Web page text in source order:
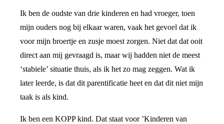
Ik ben de oudste van drie kinderen en had vroeger, toen
mijn ouders nog bij elkaar waren, vaak het gevoel dat ik
voor mijn broertje en zusje moest zorgen. Niet dat dat ooit
direct aan mij gevraagd is, maar wij hadden niet de meest
‘stabiele’ situatie thuis, als ik het zo mag zeggen. Wat ik
later leerde, is dat dit parentificatie heet en dat dit niet mijn
taak is als kind.
Ik ben een KOPP kind. Dat staat voor ’Kinderen van